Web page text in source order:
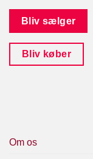
Bliv sælger
Bliv køber
Om os